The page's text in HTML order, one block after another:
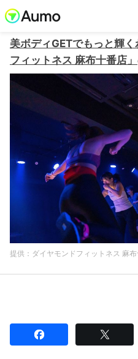
美ボディGETでもっと輝
フィットネス 麻布十番店」
ダイヤモンドフィットネス 麻